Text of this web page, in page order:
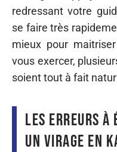
redressant votre
se faire très
mieux pour
vous exercer,
soient tout à fait
Les erreurs
un virage en